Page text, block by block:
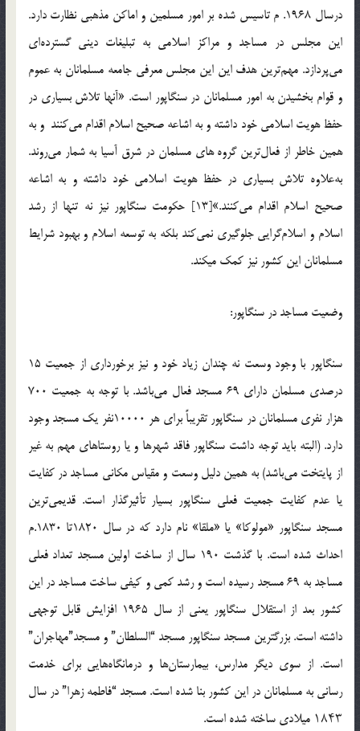
درسال 1968. م تاسيس شده بر امور مسلمين و اماکن مذهبي نظارت دارد.
اين مجلس در مساجد و مراکز اسلامي به تبليغات ديني گسترده‌اي
مي‌پردازد. مهم‌ترين هدف اين اين مجلس معرفي جامعه مسلمانان به عموم
و قوام بخشيدن به امور مسلمانان در سنگاپور است. «آنها تلاش بسياري در
حفظ هويت اسلامي خود داشته و به اشاعه صحيح اسلام اقدام مي‌کنند و به
همين خاطر از فعال‌ترين گروه ‌هاي مسلمان در شرق آسيا به شمار مي‌روند.
به‌علاوه تلاش بسياري در حفظ هويت اسلامي خود داشته و به اشاعه
صحيح اسلام اقدام مي‌کنند.»[13] حكومت سنگاپور نيز نه تنها از رشد
اسلام و اسلام‌گرايي جلوگيري نمي‌كند بلكه به توسعه اسلام و بهبود شرايط
مسلمانان اين كشور نيز كمك مي‏كند.
وضعيت مساجد در سنگاپور:
سنگاپور با وجود وسعت نه چندان زياد خود و نيز برخورداري از جمعيت 15
درصدي مسلمان داراي 69 مسجد فعال مي‌باشد. با توجه به جمعيت 700
هزار نفري مسلمانان در سنگاپور تقريباً براي هر 10000نفر يك مسجد وجود
دارد. (البته بايد توجه داشت سنگاپور فاقد شهرها و يا روستاهاي مهم به غير
از پايتخت مي‌باشد) به همين دليل وسعت و مقياس مكاني مساجد در كفايت
يا عدم كفايت جمعيت فعلي سنگاپور بسيار تأثيرگذار است. قديمي‌ترين
مسجد سنگاپور «مولوکا» يا «ملقا» نام دارد که در سال 1820تا 1830.م
احداث شده است. با گذشت 190 سال از ساخت اولين مسجد تعداد فعلي
مساجد به 69 مسجد رسيده است و رشد كمي و كيفي ساخت مساجد در اين
كشور بعد از استقلال سنگاپور يعني از سال 1965 افزايش قابل توجهي
داشته است. بزرگترين مسجد سنگاپور مسجد “السلطان” و مسجد”مهاجران”
است. از سوي ديگر مدارس، بيمارستان‌ها و درمانگاه‌هايي براي خدمت
رساني به مسلمانان در اين کشور بنا شده است. مسجد “فاطمه زهرا” در سال
۱۸۴۳ ميلادي ساخته شده است.